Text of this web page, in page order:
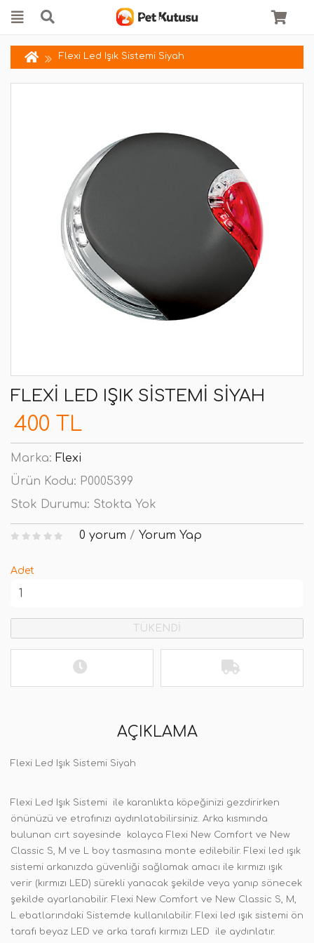
Flexi Led Işık Sistemi Siyah
FLEXI LED IŞIK SISTEMI SIYAH
400 TL
Marka: Flexi
Ürün Kodu: P0005399
Stok Durumu: Stokta Yok
0 yorum / Yorum Yap
Adet
TÜKENDİ
AÇIKLAMA
Flexi Led Işık Sistemi Siyah
Flexi Led Işık Sistemi ile karanlıkta köpeğinizi gezdirirken
önünüzü ve etrafınızı aydınlatabilirsiniz. Arka kısmında
bulunan cırt sayesinde kolayca Flexi New Comfort ve New
Classic S, M ve L boy tasmasına monte edilebilir. Flexi led ışık
sistemi arkanızda güvenliği sağlamak amacı ile kırmızı ışık
verir (kırmızı LED) sürekli yanacak şekilde veya yanıp sönecek
şekilde ayarlanabilir. Flexi New Comfort ve New Classic S, M,
L ebatlarındaki Sistemde kullanılabilir. Flexi led ışık sistemi ön
tarafı beyaz LED ve arka tarafı kırmızı LED ile aydınlatır.